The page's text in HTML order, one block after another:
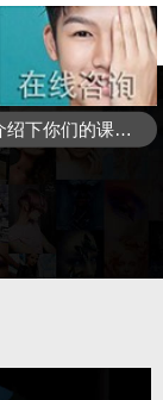
可以介绍下你们的课程么？